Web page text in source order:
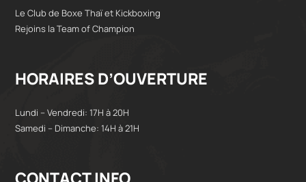
Le Club de Boxe Thaï et Kickboxing
Rejoins la Team of Champion
HORAIRES D’OUVERTURE
Lundi – Vendredi: 17H à 20H
Samedi – Dimanche: 14H à 21H
CONTACT INFO